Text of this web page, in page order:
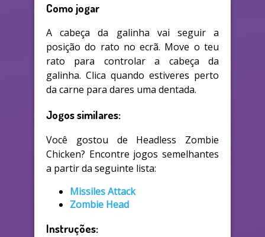
Como jogar
A cabeça da galinha vai seguir a
posição do rato no ecrã. Move o teu
rato para controlar a cabeça da
galinha. Clica quando estiveres perto
da carne para dares uma dentada.
Jogos similares:
Você gostou de Headless Zombie
Chicken? Encontre jogos semelhantes
a partir da seguinte lista:
Missiles Attack
Zombie Head
Instruções: